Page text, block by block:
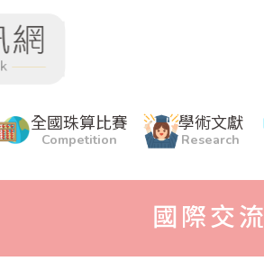
全國珠算比賽
Competition
學術文獻
Research
國際交流